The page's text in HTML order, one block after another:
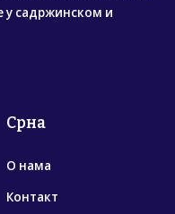
у садржинском и
Срна
О нама
Контакт